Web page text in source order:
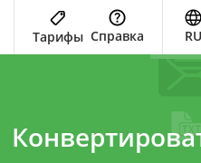
Тарифы Справка RU